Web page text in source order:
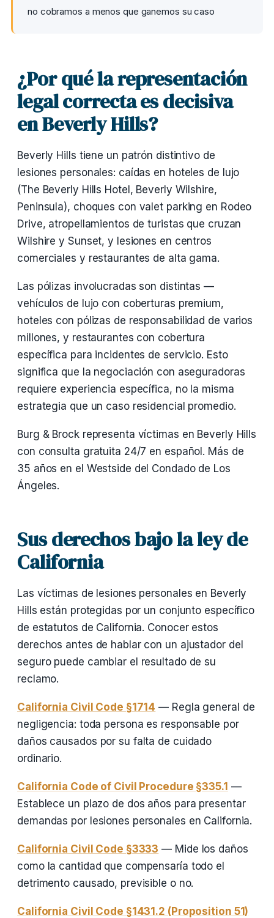
no cobramos a menos que ganemos su caso
¿Por qué la representación
legal correcta es decisiva
en Beverly Hills?
Beverly Hills tiene un patrón distintivo de
lesiones personales: caídas en hoteles de lujo
(The Beverly Hills Hotel, Beverly Wilshire,
Peninsula), choques con valet parking en Rodeo
Drive, atropellamientos de turistas que cruzan
Wilshire y Sunset, y lesiones en centros
comerciales y restaurantes de alta gama.
Las pólizas involucradas son distintas —
vehículos de lujo con coberturas premium,
hoteles con pólizas de responsabilidad de varios
millones, y restaurantes con cobertura
específica para incidentes de servicio. Esto
significa que la negociación con aseguradoras
requiere experiencia específica, no la misma
estrategia que un caso residencial promedio.
Burg & Brock representa víctimas en Beverly Hills
con consulta gratuita 24/7 en español. Más de
35 años en el Westside del Condado de Los
Ángeles.
Sus derechos bajo la ley de
California
Las víctimas de lesiones personales en Beverly
Hills están protegidas por un conjunto específico
de estatutos de California. Conocer estos
derechos antes de hablar con un ajustador del
seguro puede cambiar el resultado de su
reclamo.
California Civil Code §1714 — Regla general de
negligencia: toda persona es responsable por
daños causados por su falta de cuidado
ordinario.
California Code of Civil Procedure §335.1 —
Establece un plazo de dos años para presentar
demandas por lesiones personales en California.
California Civil Code §3333 — Mide los daños
como la cantidad que compensaría todo el
detrimento causado, previsible o no.
California Civil Code §1431.2 (Proposition 51)